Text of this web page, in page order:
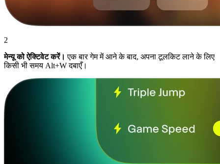
2
मेन्यू को ऐक्टिवेट करें। एक बार गेम में आने के बाद, अपना टूलकिट लाने के लिए
किसी भी समय Alt+W दबाएँ।